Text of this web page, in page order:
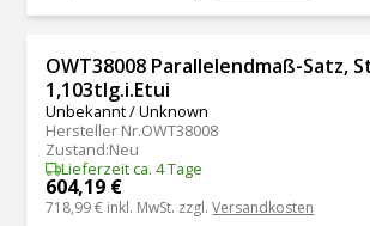
OWT38008 Parallelendmaß-Satz,
1,103tlg.i.Etui
Unbekannt / Unknown
Hersteller Nr.OWT38008
Zustand:Neu
Lieferzeit ca. 4 Tage
604,19 €
718,99 € inkl. MwSt. zzgl.Versandkosten